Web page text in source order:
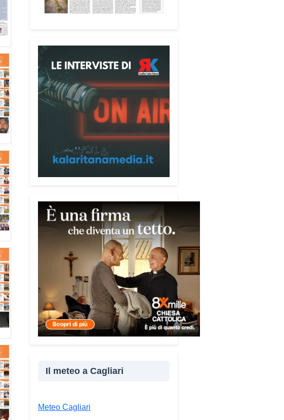
dignità», racconta Alessandro
Tra i partecipanti anche i seminaristi,
impegnati accanto agli anziani della
casa di riposo Cristo Re.
«Un’esperienza di crescita umana e
spirituale che rafforza la vocazione
al servizio», sottolinea Cristiano
Il programma dedica spazio anche
ai temi della pace e della
cooperazione nel Mediterraneo.
Oggi pomeriggio, alla Mediateca del
l’arcivescovo monsignor Giuseppe
Baturi ha approfondito il ruolo dei
giovani nella costruzione di ponti tra
culture e popoli, con un confronto
inserito nel percorso “Cagliari Città
della Pace e del Mediterraneo”,
progetto che promuove il dialogo e
la collaborazione tra le diverse
realtà del bacino mediterraneo.
Tra le testimonianze quella di Thea,
giovane libanese del Consiglio dei
un’esperienza di volontariato: è
un’opportunità per costruire relazioni
universale capace di unire persone
diverse».
Il meteo a Cagliari
Meteo Cagliari